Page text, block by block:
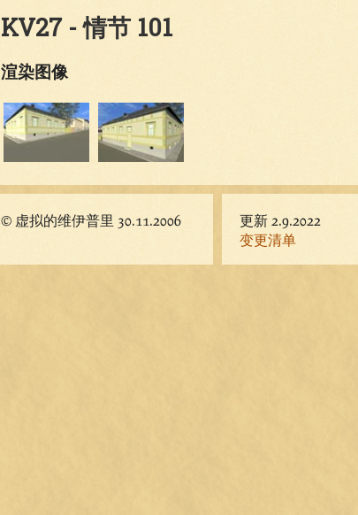
KV27 - 情节 101
渲染图像
© 虚拟的维伊普里 30.11.2006
更新 2.9.2022
变更清单